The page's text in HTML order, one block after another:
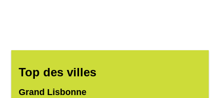
Top des villes
Grand Lisbonne